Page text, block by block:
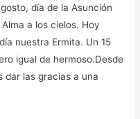
día de la Asunción
a los cielos. Hoy
nuestra Ermita. Un 15
igual de hermoso.Desde
dar las gracias a una